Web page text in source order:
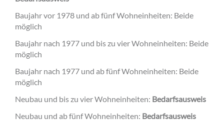
Baujahr vor 1978 und ab fünf Wohneinheiten: Beide
möglich
Baujahr nach 1977 und bis zu vier Wohneinheiten: Beide
möglich
Baujahr nach 1977 und ab fünf Wohneinheiten: Beide
möglich
Neubau und bis zu vier Wohneinheiten: Bedarfsausweis
Neubau und ab fünf Wohneinheiten: Bedarfsausweis